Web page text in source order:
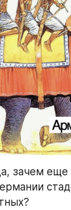
зачем еще